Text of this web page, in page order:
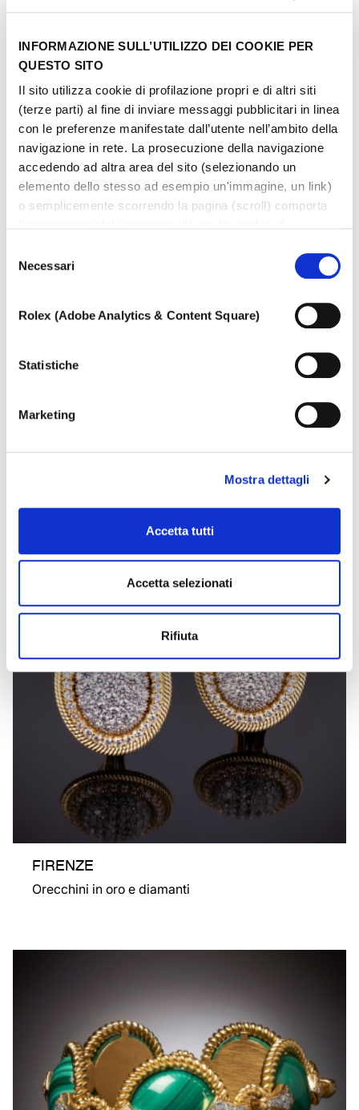
INFORMAZIONE SULL’UTILIZZO DEI COOKIE PER
QUESTO SITO
Il sito utilizza cookie di profilazione propri e di altri siti
(terze parti) al fine di inviare messaggi pubblicitari in linea
con le preferenze manifestate dall’utente nell’ambito della
navigazione in rete. La prosecuzione della navigazione
accedendo ad altra area del sito (selezionando un
elemento dello stesso ad esempio un'immagine, un link)
o semplicemente scorrendo la pagina (scroll) comporta
impostazioni relative ai cookie scegliendo quali tipologie
di cookie autorizzare (di profilazione, tecnici o analitici).
Nell’ipotesi in cui le impostazioni venissero modificate,
non è possibile garantire il corretto funzionamento del
Per saperne di più, o negare il consenso all’utilizzo a tutti
delNecessari
Rolex (Adobe Analytics & Content Square)
Statistiche
Marketing
Mostra dettagli
Accetta tutti
Accetta selezionati
Rifiuta
GEMELLI
Selezione di gemelli con zaffiri e smeraldi
FIRENZE
Orecchini in oro e diamanti